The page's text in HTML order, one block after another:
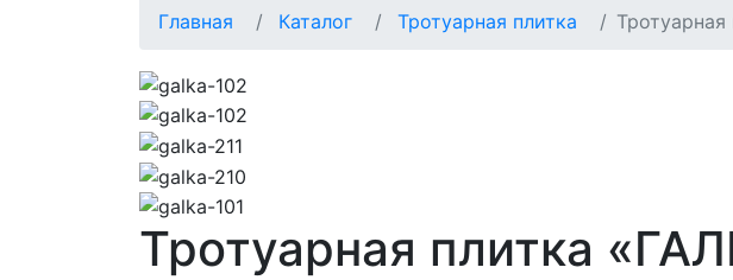
Главная Каталог Тротуарная плитка
Тротуарная плитка